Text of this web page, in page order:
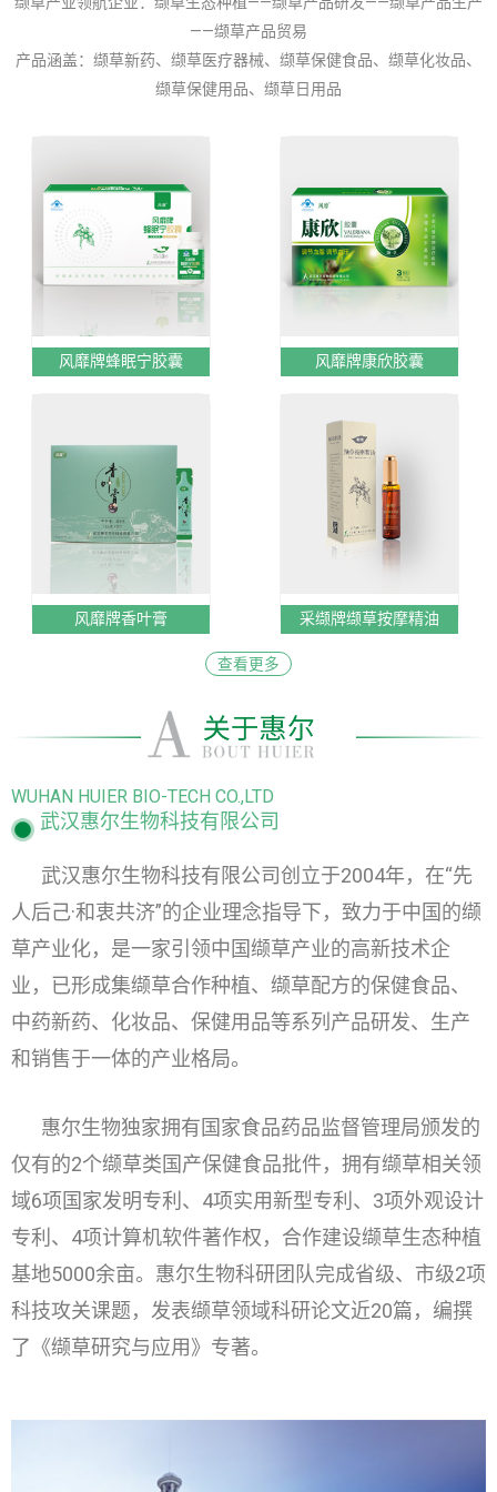
——缬草产品贸易
产品涵盖：缬草新药、缬草医疗器械、缬草保健食品、缬草化妆品、
缬草保健用品、缬草日用品
风靡牌蜂眠宁胶囊 风靡牌康欣胶囊
风靡牌香叶膏 采缬牌缬草按摩精油
查看更多
WUHAN HUIER BIO-TECH CO.,LTD
武汉惠尔生物科技有限公司
武汉惠尔生物科技有限公司创立于2004年，在“先
人后己·和衷共济”的企业理念指导下，致力于中国的缬
草产业化，是一家引领中国缬草产业的高新技术企
业，已形成集缬草合作种植、缬草配方的保健食品、
中药新药、化妆品、保健用品等系列产品研发、生产
和销售于一体的产业格局。
惠尔生物独家拥有国家食品药品监督管理局颁发的
仅有的2个缬草类国产保健食品批件，拥有缬草相关领
域6项国家发明专利、4项实用新型专利、3项外观设计
专利、4项计算机软件著作权，合作建设缬草生态种植
基地5000余亩。惠尔生物科研团队完成省级、市级2项
科技攻关课题，发表缬草领域科研论文近20篇，编撰
了《缬草研究与应用》专著。